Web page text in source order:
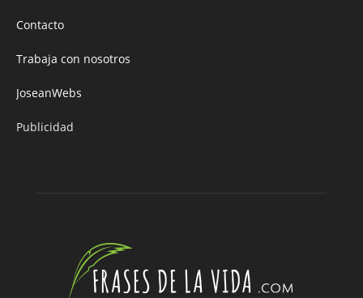
Contacto
Trabaja con nosotros
JoseanWebs
Publicidad